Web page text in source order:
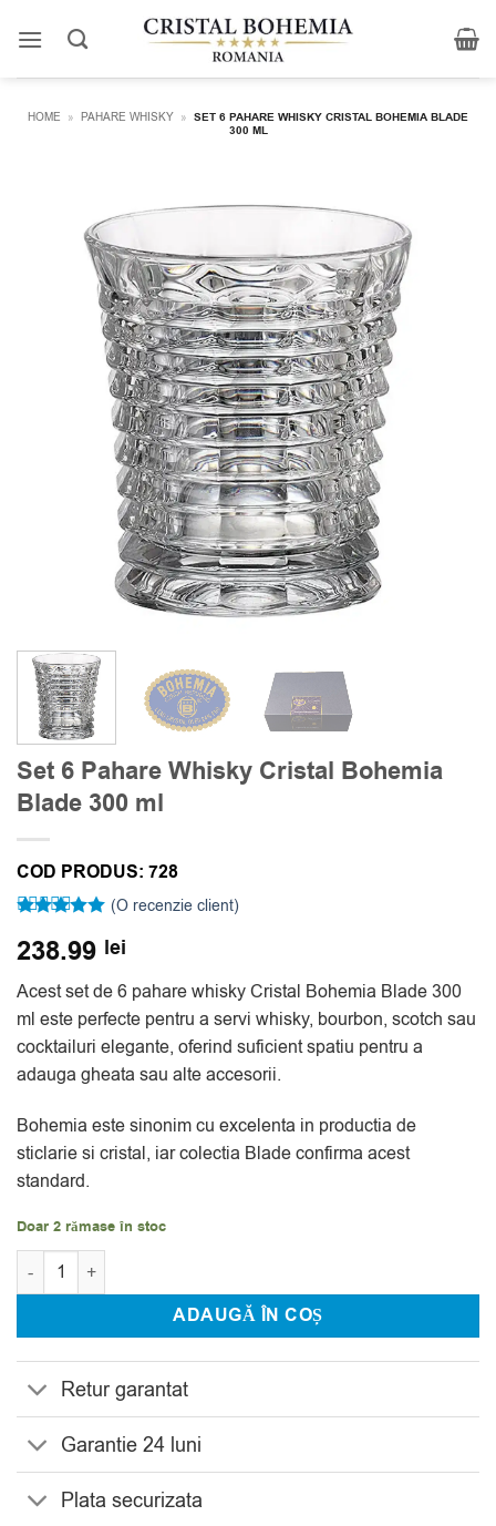
HOME » PAHARE WHISKY » SET 6 PAHARE WHISKY CRISTAL BOHEMIA BLADE
300 ML
Set 6 Pahare Whisky Cristal Bohemia
Blade 300 ml
COD PRODUS: 728
5din 5 pe
singure
(O recenzie client)
238.99 lei
Acest set de 6 pahare whisky Cristal Bohemia Blade 300
ml este perfecte pentru a servi whisky, bourbon, scotch sau
cocktailuri elegante, oferind suficient spatiu pentru a
adauga gheata sau alte accesorii.
Bohemia este sinonim cu excelenta in productia de
sticlarie si cristal, iar colectia Blade confirma acest
standard.
Doar 2 rămase în stoc
Cantitate Set 6 Pahare Whisky Cristal Bohemia Blade 300 ml
ADAUGĂ ÎN COȘ
Retur garantat
Garantie 24 luni
Plata securizata